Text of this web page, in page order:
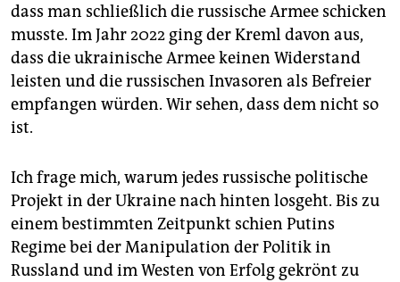
dass man schließlich die russische Armee schicken
musste. Im Jahr 2022 ging der Kreml davon aus,
dass die ukrainische Armee keinen Widerstand
leisten und die russischen Invasoren als Befreier
empfangen würden. Wir sehen, dass dem nicht so
ist.
Ich frage mich, warum jedes russische politische
Projekt in der Ukraine nach hinten losgeht. Bis zu
einem bestimmten Zeitpunkt schien Putins
Regime bei der Manipulation der Politik in
Russland und im Westen von Erfolg gekrönt zu